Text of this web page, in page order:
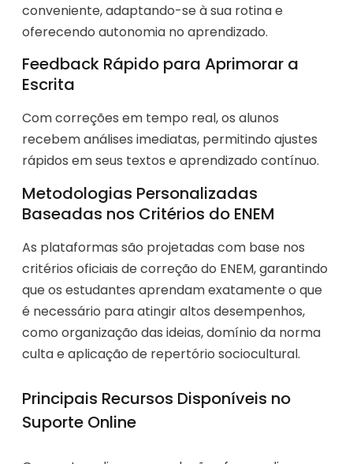
conveniente, adaptando-se à sua rotina e
oferecendo autonomia no aprendizado.
Feedback Rápido para Aprimorar a
Escrita
Com correções em tempo real, os alunos
recebem análises imediatas, permitindo ajustes
rápidos em seus textos e aprendizado contínuo.
Metodologias Personalizadas
Baseadas nos Critérios do ENEM
As plataformas são projetadas com base nos
critérios oficiais de correção do ENEM, garantindo
que os estudantes aprendam exatamente o que
é necessário para atingir altos desempenhos,
como organização das ideias, domínio da norma
culta e aplicação de repertório sociocultural.
Principais Recursos Disponíveis no
Suporte Online